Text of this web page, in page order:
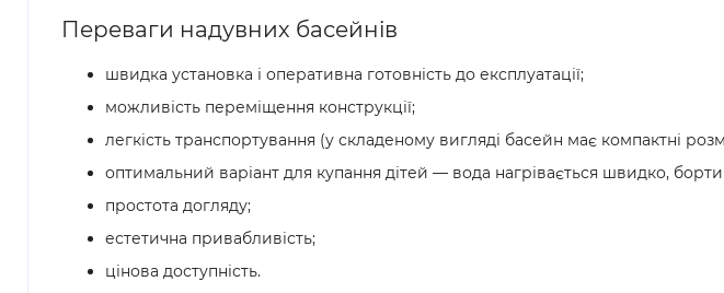
Переваги надувних басейнів
швидка установка і оперативна готовність до експлуатації;
можливість переміщення конструкції;
легкість транспортування (у складеному вигляді басейн має компактні
оптимальний варіант для купання дітей — вода нагрівається швидко, борти
простота догляду;
естетична привабливість;
цінова доступність.